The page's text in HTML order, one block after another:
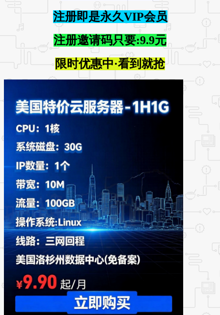
注册即是永久VIP会员
注册邀请码只要:9.9元
限时优惠中·看到就抢